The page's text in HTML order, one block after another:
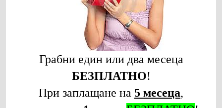
Грабни един или два месеца
БЕЗПЛАТНО!
При заплащане на 5 месеца,